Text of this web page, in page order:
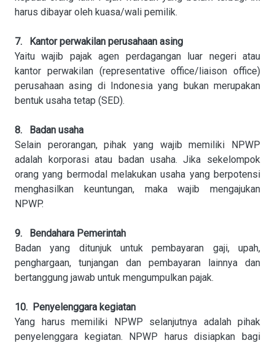
harus dibayar oleh kuasa/wali pemilik.
7. Kantor perwakilan perusahaan asing
Yaitu wajib pajak agen perdagangan luar negeri atau
kantor perwakilan (representative office/liaison office)
perusahaan asing di Indonesia yang bukan merupakan
bentuk usaha tetap (SED).
8. Badan usaha
Selain perorangan, pihak yang wajib memiliki NPWP
adalah korporasi atau badan usaha. Jika sekelompok
orang yang bermodal melakukan usaha yang berpotensi
menghasilkan keuntungan, maka wajib mengajukan
NPWP.
9. Bendahara Pemerintah
Badan yang ditunjuk untuk pembayaran gaji, upah,
penghargaan, tunjangan dan pembayaran lainnya dan
bertanggung jawab untuk mengumpulkan pajak.
10. Penyelenggara kegiatan
Yang harus memiliki NPWP selanjutnya adalah pihak
penyelenggara kegiatan. NPWP harus disiapkan bagi